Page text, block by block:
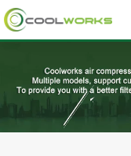
+8613525046291